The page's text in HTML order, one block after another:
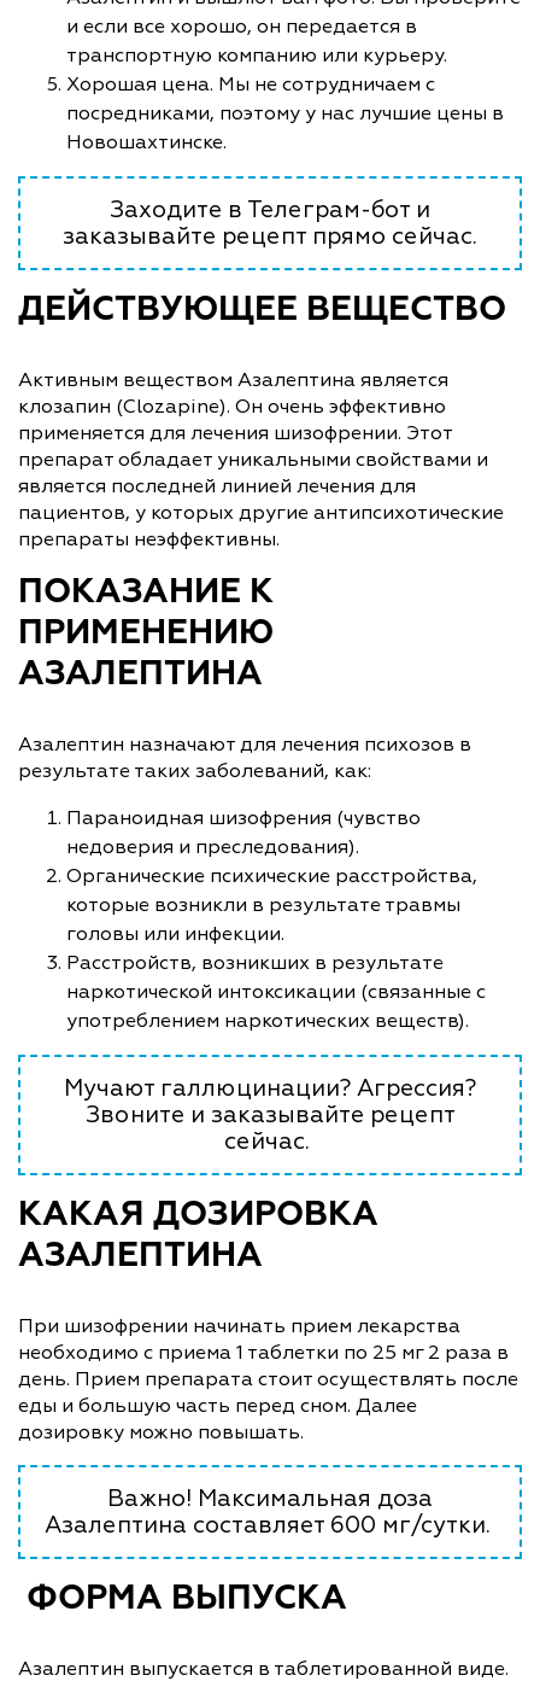
и если все хорошо, он передается в
транспортную компанию или курьеру.
Хорошая цена. Мы не сотрудничаем с
посредниками, поэтому у нас лучшие цены в
Новошахтинске.
Заходите в Телеграм-бот и
заказывайте рецепт прямо сейчас.
ДЕЙСТВУЮЩЕЕ ВЕЩЕСТВО
Активным веществом Азалептина является
клозапин (Clozapine). Он очень эффективно
применяется для лечения шизофрении. Этот
препарат обладает уникальными свойствами и
является последней линией лечения для
пациентов, у которых другие антипсихотические
препараты неэффективны.
ПОКАЗАНИЕ К
ПРИМЕНЕНИЮ
АЗАЛЕПТИНА
Азалептин назначают для лечения психозов в
результате таких заболеваний, как:
Параноидная шизофрения (чувство
недоверия и преследования).
Органические психические расстройства,
которые возникли в результате травмы
головы или инфекции.
Расстройств, возникших в результате
наркотической интоксикации (связанные с
употреблением наркотических веществ).
Мучают галлюцинации? Агрессия?
Звоните и заказывайте рецепт
сейчас.
КАКАЯ ДОЗИРОВКА
АЗАЛЕПТИНА
При шизофрении начинать прием лекарства
необходимо с приема 1 таблетки по 25 мг 2 раза в
день. Прием препарата стоит осуществлять после
еды и большую часть перед сном. Далее
дозировку можно повышать.
Важно! Максимальная доза
Азалептина составляет 600 мг/сутки.
ФОРМА ВЫПУСКА
Азалептин выпускается в таблетированной виде.